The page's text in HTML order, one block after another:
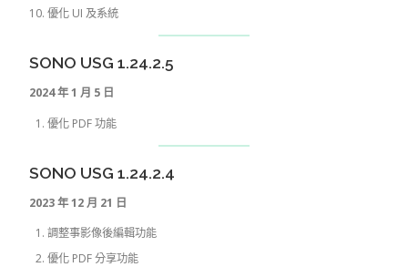
優化 UI 及系統
SONO USG 1.24.2.5
2024 年 1 月 5 日
優化 PDF 功能
SONO USG 1.24.2.4
2023 年 12 月 21 日
調整事影像後編輯功能
優化 PDF 分享功能